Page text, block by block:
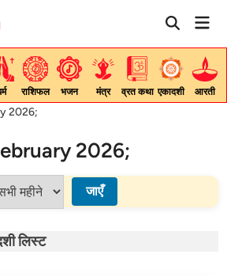
राशिफल भजन मंत्र व्रत कथा एकादशी आरती
2026;
2026;
जाएँ
लिस्ट